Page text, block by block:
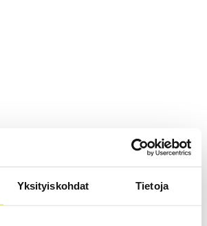
Yksityiskohdat Tietoja